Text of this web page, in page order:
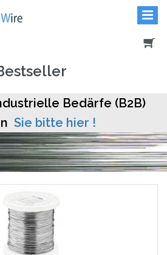
Bedärfe (B2B)
Sie bitte hier !